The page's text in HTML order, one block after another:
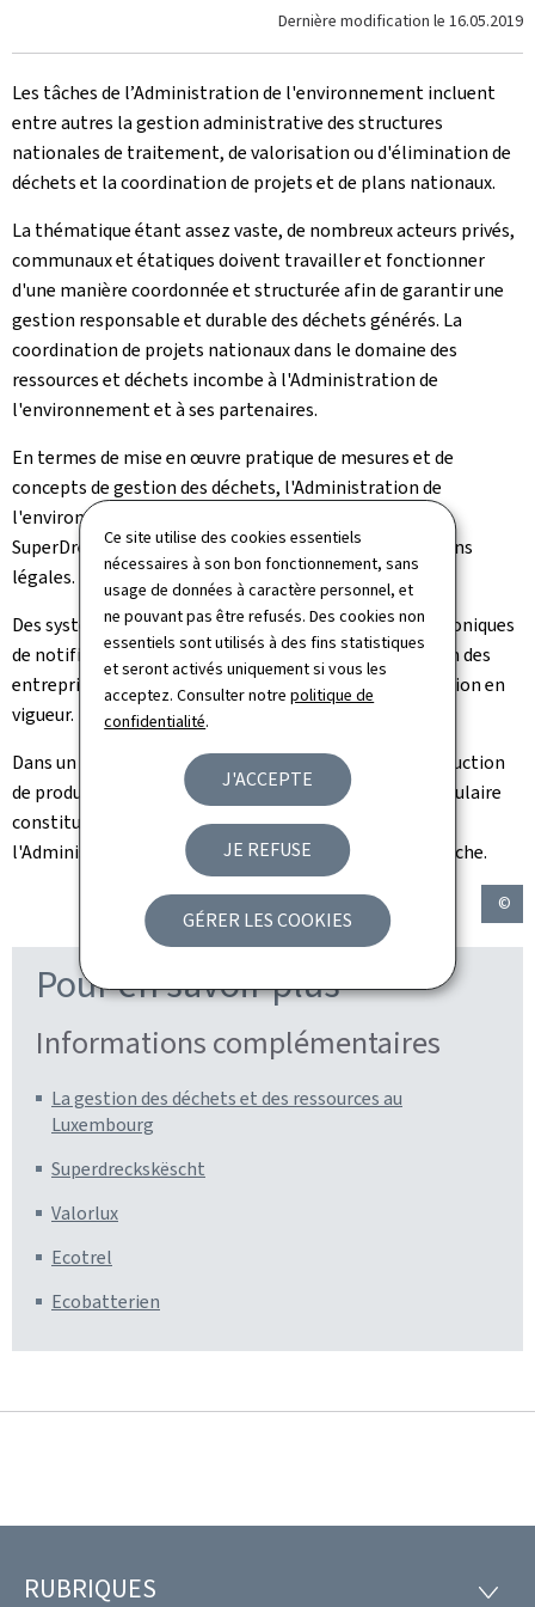
Ce site utilise des cookies essentiels
nécessaires à son bon fonctionnement, sans
usage de données à caractère personnel, et
ne pouvant pas être refusés. Des cookies non
essentiels sont utilisés à des fins statistiques
et seront activés uniquement si vous les
acceptez. Consulter notrepolitique de
confidentialité.
J'ACCEPTE
JE REFUSE
GÉRER LES COOKIES
Dernière modification le 16.05.2019
Les tâches de l’Administration de l'environnement incluent
entre autres la gestion administrative des structures
nationales de traitement, de valorisation ou d'élimination de
déchets et la coordination de projets et de plans nationaux.
La thématique étant assez vaste, de nombreux acteurs privés,
communaux et étatiques doivent travailler et fonctionner
d'une manière coordonnée et structurée afin de garantir une
gestion responsable et durable des déchets générés. La
coordination de projets nationaux dans le domaine des
ressources et déchets incombe à l'Administration de
l'environnement et à ses partenaires.
En termes de mise en œuvre pratique de mesures et de
concepts de gestion des déchets, l'Administration de
l'environnement est chargée du suivi de l'action
SuperDrecksKëscht qui agit dans le cadre de ses missions
légales.
Des systèmes d'information ainsi que des outils électroniques
de notification et d'autorisation sont mis à disposition des
entreprises qui doivent se conformer à la règlementation en
vigueur.
Dans un esprit de prévention de déchets et de réintroduction
de produits dans un cycle des matières, l'économie circulaire
constitue un autre élément essentiel et une vision de
l'Administration de l'environnement dans un futur proche.
©
Pour en savoir plus
Informations complémentaires
La gestion des déchets et des ressources au
Luxembourg
Superdreckskëscht
Valorlux
Ecotrel
Ecobatterien
RUBRIQUES